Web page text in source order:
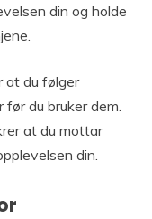
din og holde
at du følger
du bruker dem.
at du mottar
din.